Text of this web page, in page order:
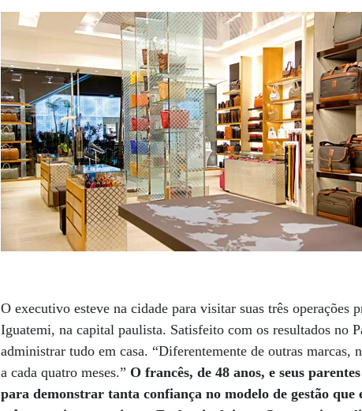
O executivo esteve na cidade para visitar suas três operações
Iguatemi, na capital paulista. Satisfeito com os resultados no
administrar tudo em casa. “Diferentemente de outras marcas,
a cada quatro meses.” O francês, de 48 anos, e seus
para demonstrar tanta confiança no modelo de gestão